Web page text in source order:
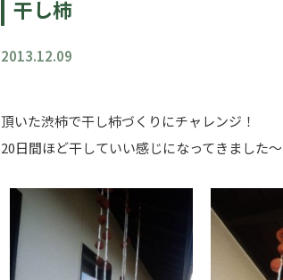
干し柿
2013.12.09
頂いた渋柿で干し柿づくりにチャレンジ！
20日間ほど干していい感じになってきました～